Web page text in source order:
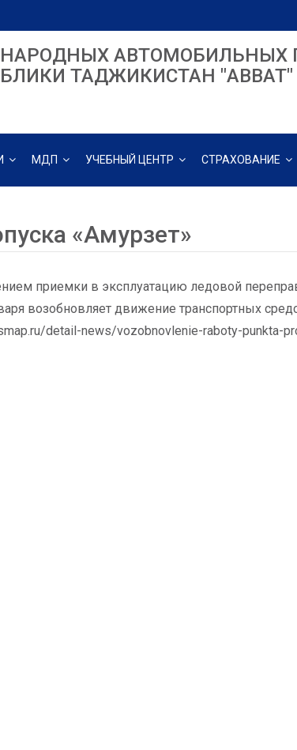
АВТОМОБИЛЬНЫХ
ТАДЖИКИСТАН "ABBAT"
МДП УЧЕБНЫЙ ЦЕНТР СТРАХОВАНИЕ
«Амурзет»
приемки в эксплуатацию ледовой
возобновляет движение транспортных
detail-news/vozobnovlenie-raboty-punkta-